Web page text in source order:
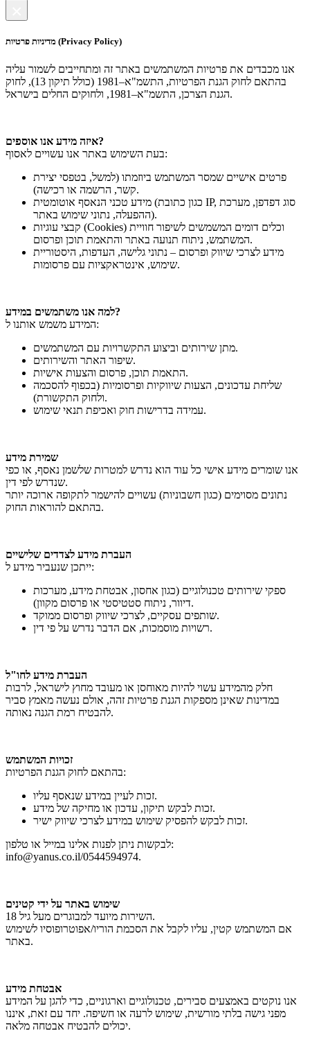
מדיניות פרטיות (Privacy Policy)
אנו מכבדים את פרטיות המשתמשים באתר זה ומתחייבים לשמור עליה
בהתאם לחוק הגנת הפרטיות, התשמ"א–1981 (כולל תיקון 13), לחוק
הגנת הצרכן, התשמ"א–1981, ולחוקים החלים בישראל.
איזה מידע אנו אוספים?
בעת השימוש באתר אנו עשויים לאסוף:
פרטים אישיים שמסר המשתמש ביוזמתו (למשל, בטפסי יצירת
קשר, הרשמה או רכישה).
מידע טכני הנאסף אוטומטית (כגון כתובת IP, סוג דפדפן, מערכת
ההפעלה, נתוני שימוש באתר).
קבצי עוגיות (Cookies) וכלים דומים המשמשים לשיפור חוויית
המשתמש, ניתוח תנועה באתר והתאמת תוכן ופרסום.
מידע לצרכי שיווק ופרסום – נתוני גלישה, העדפות, היסטוריית
שימוש, אינטראקציות עם פרסומות.
למה אנו משתמשים במידע?
המידע משמש אותנו ל:
מתן שירותים וביצוע התקשרויות עם המשתמשים.
שיפור האתר והשירותים.
התאמת תוכן, פרסום והצעות אישיות.
שליחת עדכונים, הצעות שיווקיות ופרסומיות (בכפוף להסכמה
ולחוק התקשורת).
עמידה בדרישות חוק ואכיפת תנאי שימוש.
שמירת מידע
אנו שומרים מידע אישי כל עוד הוא נדרש למטרות שלשמן נאסף, או כפי
שנדרש לפי דין.
נתונים מסוימים (כגון חשבוניות) עשויים להישמר לתקופה ארוכה יותר
בהתאם להוראות החוק.
העברת מידע לצדדים שלישיים
ייתכן שנעביר מידע ל:
ספקי שירותים טכנולוגיים (כגון אחסון, אבטחת מידע, מערכות
דיוור, ניתוח סטטיסטי או פרסום מקוון).
שותפים עסקיים, לצרכי שיווק ופרסום ממוקד.
רשויות מוסמכות, אם הדבר נדרש על פי דין.
העברת מידע לחו"ל
חלק מהמידע עשוי להיות מאוחסן או מעובד מחוץ לישראל, לרבות
במדינות שאינן מספקות הגנת פרטיות זהה, אולם נעשה מאמץ סביר
להבטיח רמת הגנה נאותה.
זכויות המשתמש
בהתאם לחוק הגנת הפרטיות:
זכות לעיין במידע שנאסף עליו.
זכות לבקש תיקון, עדכון או מחיקה של מידע.
זכות לבקש להפסיק שימוש במידע לצרכי שיווק ישיר.
לבקשות ניתן לפנות אלינו במייל או טלפון:
info@yanus.co.il/0544594974.
שימוש באתר על ידי קטינים
השירות מיועד למבוגרים מעל גיל 18.
אם המשתמש קטין, עליו לקבל את הסכמת הוריו/אפוטרופוסיו לשימוש
באתר.
אבטחת מידע
אנו נוקטים באמצעים סבירים, טכנולוגיים וארגוניים, כדי להגן על המידע
מפני גישה בלתי מורשית, שימוש לרעה או חשיפה. יחד עם זאת, איננו
יכולים להבטיח אבטחה מלאה.